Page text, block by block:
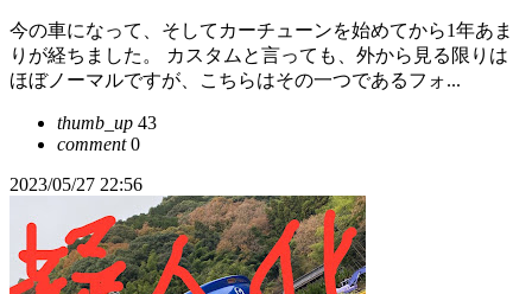
今の車になって、そしてカーチューンを始めてから1年あま
りが経ちました。 カスタムと言っても、外から見る限りは
ほぼノーマルですが、こちらはその一つであるフォ...
thumb_up 43
comment0
2023/05/27 22:56